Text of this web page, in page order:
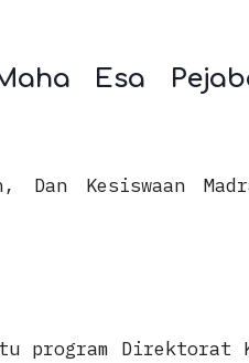
Esa
Dan Kesiswaan
program Direktorat